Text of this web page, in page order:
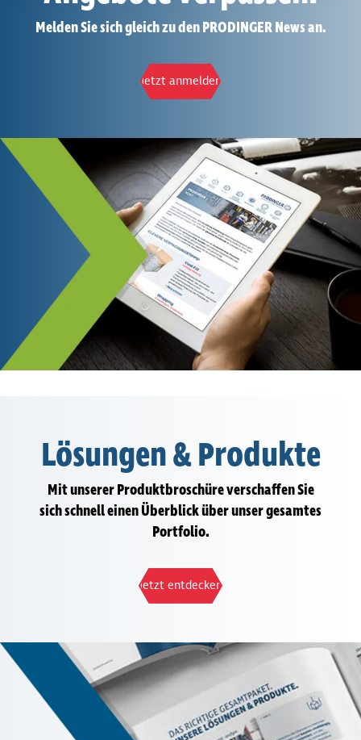
Melden Sie sich gleich zu den PRODINGER News an.
Jetzt anmelden
Lösungen & Produkte
Mit unserer Produkt­bro­schüre verschaffen Sie
sich schnell einen Überblick über unser gesamtes
Portfolio.
Jetzt entdecken